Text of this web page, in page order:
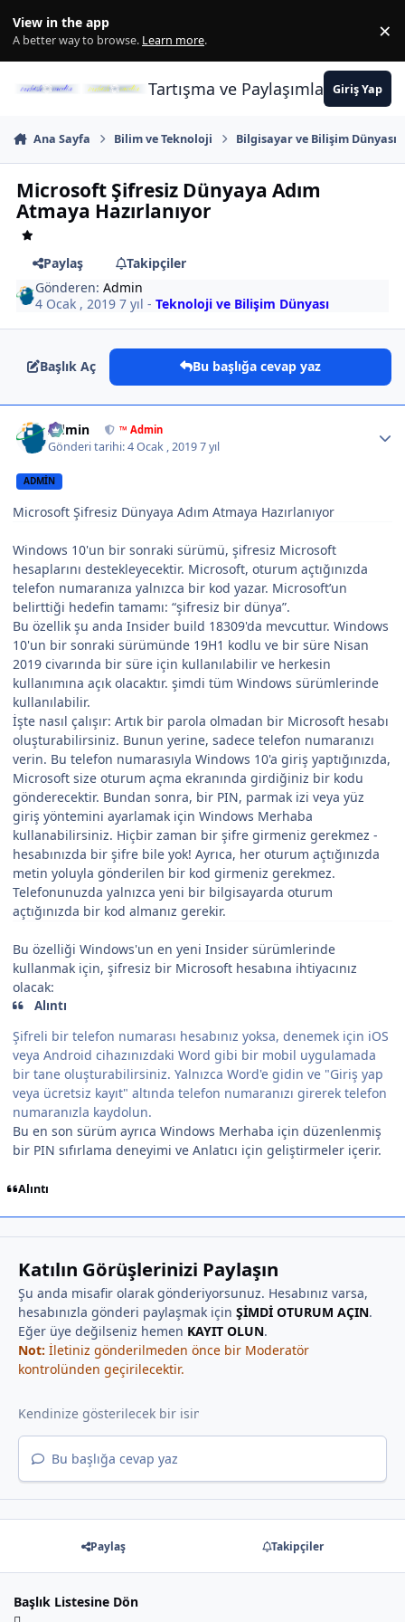
View in the app
A better way to browse. Learn more. ×
Tartışma ve PaylaşımlarınGiriş Yap
Ana Sayfa Bilim ve Teknoloji Bilgisayar ve Bilişim Dünyası
Microsoft Şifresiz Dünyaya Adım
Atmaya Hazırlanıyor
Paylaş
Takipçiler
Gönderen:Admin
4 Ocak , 20197 yıl -Teknoloji ve Bilişim Dünyası
Başlık Aç Bu başlığa cevap yaz
Admin ™ Admin
Gönderi tarihi:4 Ocak , 20197 yıl
ADMIN
Microsoft Şifresiz Dünyaya Adım Atmaya Hazırlanıyor
Windows 10'un bir sonraki sürümü, şifresiz Microsoft
hesaplarını destekleyecektir. Microsoft, oturum açtığınızda
telefon numaranıza yalnızca bir kod yazar. Microsoft’un
belirttiği hedefin tamamı: “şifresiz bir dünya”.
Bu özellik şu anda Insider build 18309'da mevcuttur. Windows
10'un bir sonraki sürümünde 19H1 kodlu ve bir süre Nisan
2019 civarında bir süre için kullanılabilir ve herkesin
kullanımına açık olacaktır. şimdi tüm Windows sürümlerinde
kullanılabilir.
İşte nasıl çalışır: Artık bir parola olmadan bir Microsoft hesabı
oluşturabilirsiniz. Bunun yerine, sadece telefon numaranızı
verin. Bu telefon numarasıyla Windows 10'a giriş yaptığınızda,
Microsoft size oturum açma ekranında girdiğiniz bir kodu
gönderecektir. Bundan sonra, bir PIN, parmak izi veya yüz
giriş yöntemini ayarlamak için Windows Merhaba
kullanabilirsiniz. Hiçbir zaman bir şifre girmeniz gerekmez -
hesabınızda bir şifre bile yok! Ayrıca, her oturum açtığınızda
metin yoluyla gönderilen bir kod girmeniz gerekmez.
Telefonunuzda yalnızca yeni bir bilgisayarda oturum
açtığınızda bir kod almanız gerekir.
Bu özelliği Windows'un en yeni Insider sürümlerinde
kullanmak için, şifresiz bir Microsoft hesabına ihtiyacınız
olacak:
Alıntı
Şifreli bir telefon numarası hesabınız yoksa, denemek için iOS
veya Android cihazınızdaki Word gibi bir mobil uygulamada
bir tane oluşturabilirsiniz. Yalnızca Word'e gidin ve "Giriş yap
veya ücretsiz kayıt" altında telefon numaranızı girerek telefon
numaranızla kaydolun.
Bu en son sürüm ayrıca Windows Merhaba için düzenlenmiş
bir PIN sıfırlama deneyimi ve Anlatıcı için geliştirmeler içerir.
Alıntı
Katılın Görüşlerinizi Paylaşın
Şu anda misafir olarak gönderiyorsunuz. Hesabınız varsa,
hesabınızla gönderi paylaşmak için ŞİMDİ OTURUM AÇIN.
Eğer üye değilseniz hemen KAYIT OLUN.
Not: İletiniz gönderilmeden önce bir Moderatör
kontrolünden geçirilecektir.
Bu başlığa cevap yaz
Paylaş Takipçiler
Başlık Listesine Dön